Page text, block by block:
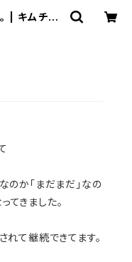
| キムチの
なのか「まだまだ」なの
てきました。
れて継続できてます。